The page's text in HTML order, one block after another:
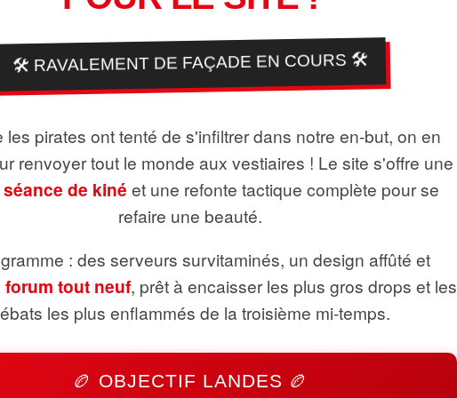
🛠️ RAVALEMENT DE FAÇADE EN COURS 🛠️
les pirates ont tenté de s'infiltrer dans notre en-but, on en
renvoyer tout le monde aux vestiaires ! Le site s'offre une
de kiné et une refonte tactique complète pour se
refaire une beauté.
: des serveurs survitaminés, un design affûté et
forum tout neuf, prêt à encaisser les plus gros drops et les
les plus enflammés de la troisième mi-temps.
🏉 OBJECTIF LANDES 🏉